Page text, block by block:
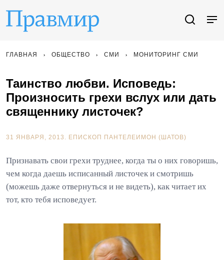
ГЛАВНАЯ ОБЩЕСТВО СМИ МОНИТОРИНГ СМИ
Таинство любви. Исповедь:
Произносить грехи вслух или дать
священнику листочек?
31 ЯНВАРЯ, 2013. ЕПИСКОП ПАНТЕЛЕИМОН (ШАТОВ)
Признавать свои грехи труднее, когда ты о них говоришь,
чем когда даешь исписанный листочек и смотришь
(можешь даже отвернуться и не видеть), как читает их
тот, кто тебя исповедует.